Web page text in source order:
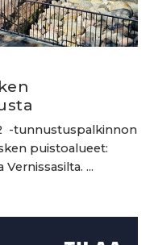
-tunnustuspalkinnon
puistoalueet:
...